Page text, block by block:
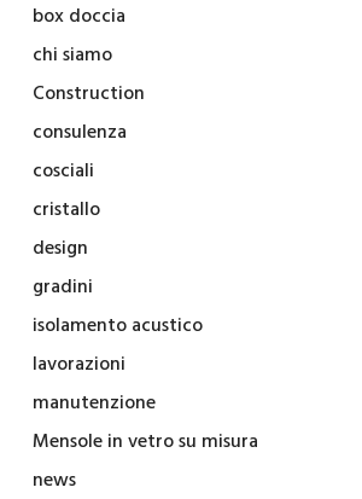
box doccia
chi siamo
Construction
consulenza
cosciali
cristallo
design
gradini
isolamento acustico
lavorazioni
manutenzione
Mensole in vetro su misura
news